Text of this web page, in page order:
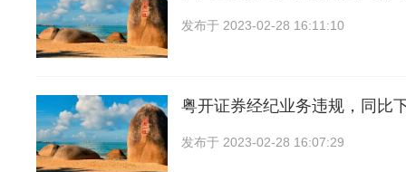
发布于 2023-02-28 16:11:10
粤开证券经纪业务违规，同比
发布于 2023-02-28 16:07:29